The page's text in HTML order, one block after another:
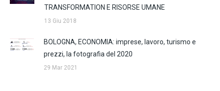
TRANSFORMATION E RISORSE UMANE
13 Giu 2018
BOLOGNA, ECONOMIA: imprese, lavoro, turismo e
prezzi, la fotografia del 2020
29 Mar 2021